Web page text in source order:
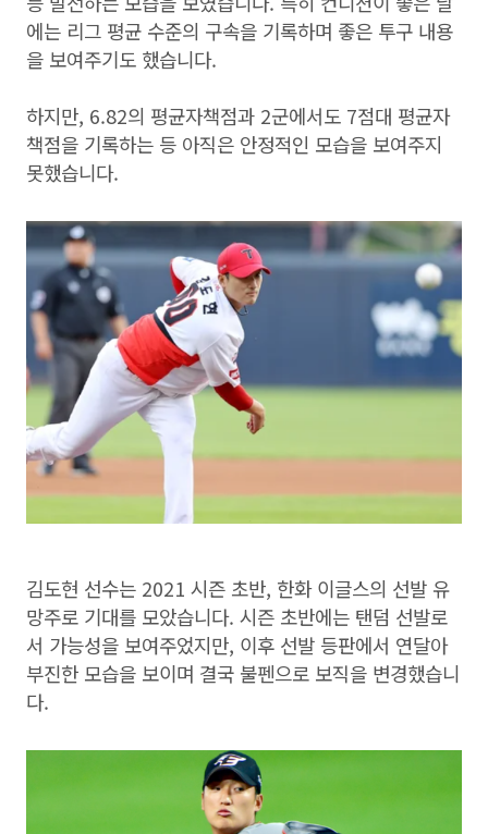
에는 리그 평균 수준의 구속을 기록하며 좋은 투구 내용
을 보여주기도 했습니다.
하지만, 6.82의 평균자책점과 2군에서도 7점대 평균자
책점을 기록하는 등 아직은 안정적인 모습을 보여주지
못했습니다.
김도현 선수는 2021 시즌 초반, 한화 이글스의 선발 유
망주로 기대를 모았습니다. 시즌 초반에는 탠덤 선발로
서 가능성을 보여주었지만, 이후 선발 등판에서 연달아
부진한 모습을 보이며 결국 불펜으로 보직을 변경했습니
다.